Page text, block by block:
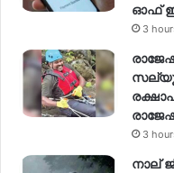
ഓഫ്
3
3
നാല്